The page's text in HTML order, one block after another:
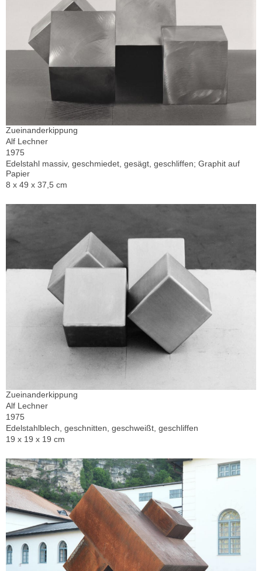
Zueinanderkippung
Alf Lechner
1975
Edelstahl massiv, geschmiedet, gesägt, geschliffen; Graphit auf
Papier
8 x 49 x 37,5 cm
Zueinanderkippung
Alf Lechner
1975
Edelstahlblech, geschnitten, geschweißt, geschliffen
19 x 19 x 19 cm